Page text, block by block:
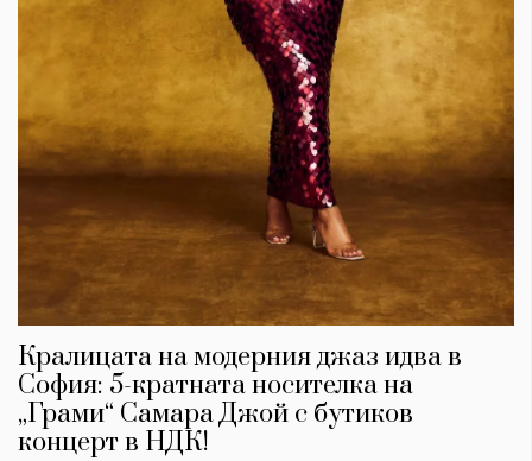
Кралицата на модерния джаз идва в
София: 5-кратната носителка на
„Грами“ Самара Джой с бутиков
концерт в НДК!